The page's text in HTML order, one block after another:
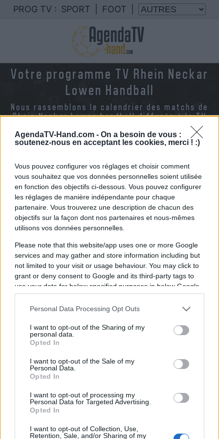
AgendaTV-Hand.com - On a besoin de vous :
soutenez-nous en acceptant les cookies, merci ! :)
Vous pouvez configurer vos réglages et choisir comment
vous souhaitez que vos données personnelles soient utilisée
en fonction des objectifs ci-dessous. Vous pouvez configurer
les réglages de manière indépendante pour chaque
partenaire. Vous trouverez une description de chacun des
objectifs sur la façon dont nos partenaires et nous-mêmes
utilisons vos données personnelles.
Please note that this website/app uses one or more Google
services and may gather and store information including but
not limited to your visit or usage behaviour. You may click to
grant or deny consent to Google and its third-party tags to
use your data for below specified purposes in below Google
consent section.
Personal Data Processing Opt Outs
I want to opt-out of the Sharing of my
personal data.
Opted In
I want to opt-out of the Sale of my
Personal Data.
Opted In
I want to opt-out of processing my
Personal Data for Targeted Advertising.
Opted In
I want to opt-out of Collection, Use,
Retention, Sale, and/or Sharing of my
PROG TV : SPORT FOOT
Votre programme TV Rhein Neckar
Lowen Handball
Nous rassemblons le calendrier des matchs de
Rhein Neckar Lowen handball diffusés à la TV
Vous trouverez ci-dessous la liste des futurs
l'équipeRhein Neckar Lowen
. Cette équipe d'
Allemagne a été fondée il y a 24 ans, en 2002.
Il n'y a pas de diffusions de matchs de la team
pour le moment. Nous mettrons cette page à
jour dès que ce sera le cas.
Pour suivre l'actu Rhein Neckar Lowen